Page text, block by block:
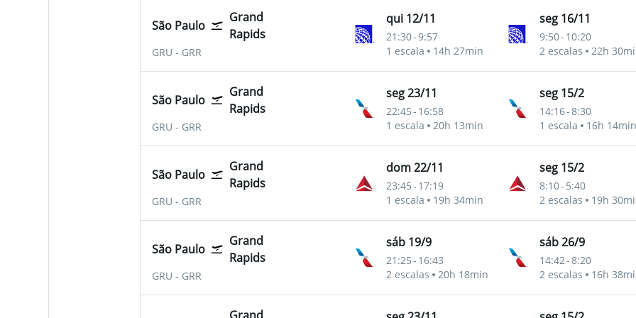
São Paulo
Grand
Rapids
GRU São Paulo-Guarulhos
- GRR
qui 12/11
21:30-9:57
1 escala
14h 27min
seg 16/11
9:50- 10:20
2 escalas
22h
São Paulo
Grand
Rapids
GRU São Paulo-Guarulhos
- GRR
seg 23/11
22:45- 16:58
1 escala
20h 13min
seg 15/2
14:16-8:30
1 escala
16h 14min
São Paulo
Grand
Rapids
GRU São Paulo-Guarulhos
- GRR
dom 22/11
23:45- 17:19
1 escala
19h 34min
seg 15/2
8:10- 5:40
2 escalas
19h
São Paulo
Grand
Rapids
GRU São Paulo-Guarulhos
- GRR
sáb 19/9
21:25- 16:43
2 escalas
20h 18min
sáb 26/9
14:42-8:20
2 escalas
16h